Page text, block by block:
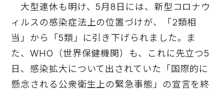
大型連休も明け、5月8日には、新型コロナウ
ィルスの感染症法上の位置づけが、「2類相
当」から「5類」に引き下げられました。ま
た、WHO（世界保健機関）も、これに先立つ5
日、感染拡大について出されていた「国際的に
懸念される公衆衛生上の緊急事態」の宣言を終